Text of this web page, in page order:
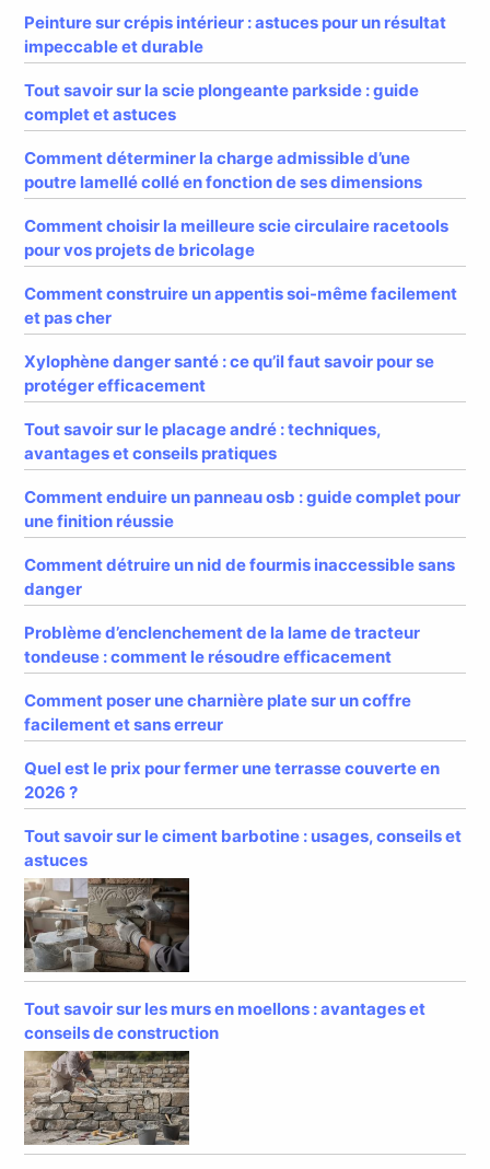
Peinture sur crépis intérieur : astuces pour un résultat
impeccable et durable
Tout savoir sur la scie plongeante parkside : guide
complet et astuces
Comment déterminer la charge admissible d’une
poutre lamellé collé en fonction de ses dimensions
Comment choisir la meilleure scie circulaire racetools
pour vos projets de bricolage
Comment construire un appentis soi-même facilement
et pas cher
Xylophène danger santé : ce qu’il faut savoir pour se
protéger efficacement
Tout savoir sur le placage andré : techniques,
avantages et conseils pratiques
Comment enduire un panneau osb : guide complet pour
une finition réussie
Comment détruire un nid de fourmis inaccessible sans
danger
Problème d’enclenchement de la lame de tracteur
tondeuse : comment le résoudre efficacement
Comment poser une charnière plate sur un coffre
facilement et sans erreur
Quel est le prix pour fermer une terrasse couverte en
2026 ?
Tout savoir sur le ciment barbotine : usages, conseils et
astuces
Tout savoir sur les murs en moellons : avantages et
conseils de construction